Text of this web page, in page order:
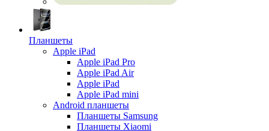
Планшеты
Apple iPad
Apple iPad Pro
Apple iPad Air
Apple iPad
Apple iPad mini
Android планшеты
Планшеты Samsung
Планшеты Xiaomi